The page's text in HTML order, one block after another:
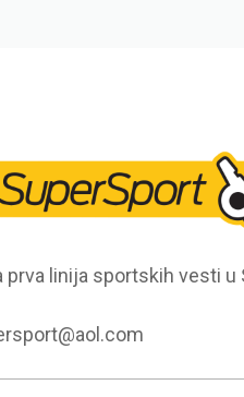
prva linija sportskih vesti u